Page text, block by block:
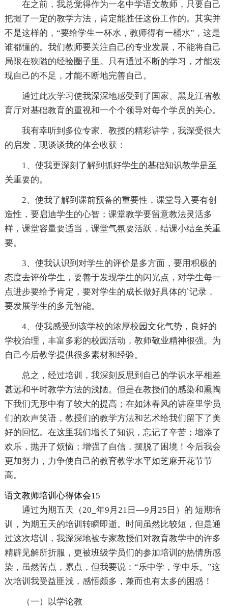
在之前，我总觉得作为一名中学语文教师，只要自己
把握了一定的教学方法，肯定能胜任这份工作的。其实并
不是这样的，“要给学生一杯水，教师得有一桶水”，这是
谁都懂的。我们教师要关注自己的专业发展，不能将自己
局限在狭隘的经验圈子里。只有通过不断的学习，才能发
现自己的不足，才能不断地完善自己。
通过此次学习使我深深地感受到了国家、黑龙江省教
育厅对基础教育的重视和一个个领导对每个学员的关心。
我有幸听到多位专家、教授的精彩讲学，我深受很大
的启发，现谈谈我的体会收获：
1、使我更深刻了解到抓好学生的基础知识教学是至
关重要的。
2、使我了解到课前预备的重要性，课堂导入要有创
造性，要启迪学生的心智；课堂教学要留意教法灵活多
样，课堂容量要适当，课堂气氛要活跃，结课小结至关重
要。
3、使我认识到对学生的评价是多方面，要用积极的
态度去评价学生，要善于发现学生的闪光点，对学生每一
点进步要给予肯定，要对学生的成长做好具体的`记录，
要发展学生的多元智能。
4、使我感受到该学校的浓厚校园文化气势，良好的
学校治理，丰富多彩的校园活动，教师敬业精神很强。为
自己今后教学提供很多素材和经验。
总之，经过培训，我深刻反思到自己的学识水平相差
甚远和平时教学方法的浅陋。但是在教授们的感染和熏陶
下我们无形中有了较大的提高；在如沐春风的讲座里学员
们的欢声笑语，教授们的教学方法和艺术给我们留下了美
好的回忆。在这里我们增长了知识，忘记了辛苦；增添了
欢乐，抛开了烦恼；增强了自信，摆脱了困境！今后我会
更加努力，力争使自己的教育教学水平如芝麻开花节节
高。
语文教师培训心得体会15
通过为期五天（20_年9月21日—9月25日）的 短期培
训，为期五天的培训转瞬即逝。时间虽然比较短，但是通
过这次培训，我深深地被专家教授们对教育教学中的许多
精辟见解所折服，更被班级学员们的参加培训的热情所感
染，虽然苦点，累点，但我要说：“乐中学，学中乐。”这
次培训我受益匪浅，感悟颇多，兼而也有太多的困惑！
（一）以学论教